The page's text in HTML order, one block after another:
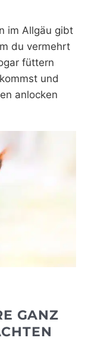
im Allgäu gibt
du vermehrt
füttern
und
anlocken
GANZ